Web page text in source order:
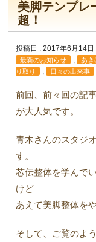
美脚テンプレ
超！
投稿日 : 2017年6月14日
最新のお知らせ あき
り取り
日々の出来事
前回、前々回の記
が大人気です。
青木さんのスタジ
す。
芯伝整体を学んで
けど
あえて美脚整体を
そして、ご覧のよ